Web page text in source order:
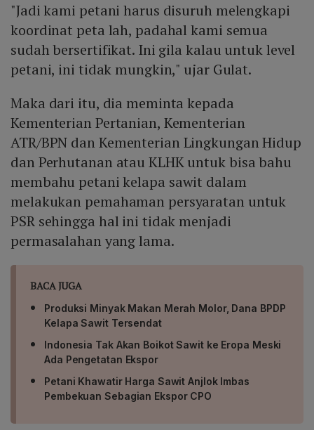
"Jadi kami petani harus disuruh melengkapi
koordinat peta lah, padahal kami semua
sudah bersertifikat. Ini gila kalau untuk level
petani, ini tidak mungkin," ujar Gulat.
Maka dari itu, dia meminta kepada
Kementerian Pertanian, Kementerian
ATR/BPN dan Kementerian Lingkungan Hidup
dan Perhutanan atau KLHK untuk bisa bahu
membahu petani kelapa sawit dalam
melakukan pemahaman persyaratan untuk
PSR sehingga hal ini tidak menjadi
permasalahan yang lama.
BACA JUGA
Produksi Minyak Makan Merah Molor, Dana BPDP
Kelapa Sawit Tersendat
Indonesia Tak Akan Boikot Sawit ke Eropa Meski
Ada Pengetatan Ekspor
Petani Khawatir Harga Sawit Anjlok Imbas
Pembekuan Sebagian Ekspor CPO